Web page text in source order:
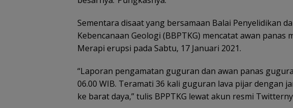
Sementara disaat yang bersamaan Balai Penyelidikan
Kebencanaan Geologi (BBPTKG) mencatat awan
Merapi erupsi pada Sabtu, 17 Januari 2021.
“Laporan pengamatan guguran dan awan panas
06.00 WIB. Teramati 36 kali guguran lava pijar dengan
ke barat daya,” tulis BPPTKG lewat akun resmi